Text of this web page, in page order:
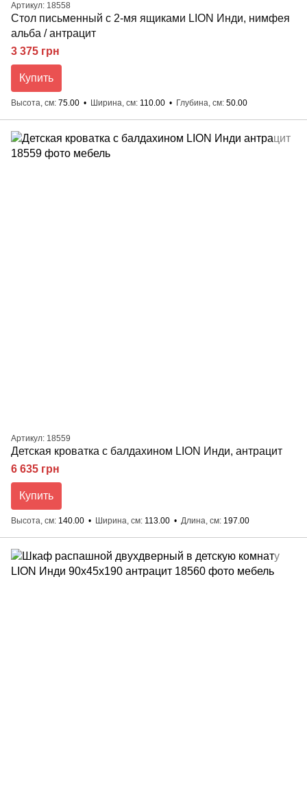
Артикул: 18558
Стол письменный с 2-мя ящиками LION Инди, нимфея
альба / антрацит
3 375 грн
Купить
Высота, см 75.00 Ширина, см 110.00 Глубина, см 50.00
Артикул: 18559
Детская кроватка с балдахином LION Инди, антрацит
6 635 грн
Купить
Высота, см 140.00 Ширина, см 113.00 Длина, см 197.00